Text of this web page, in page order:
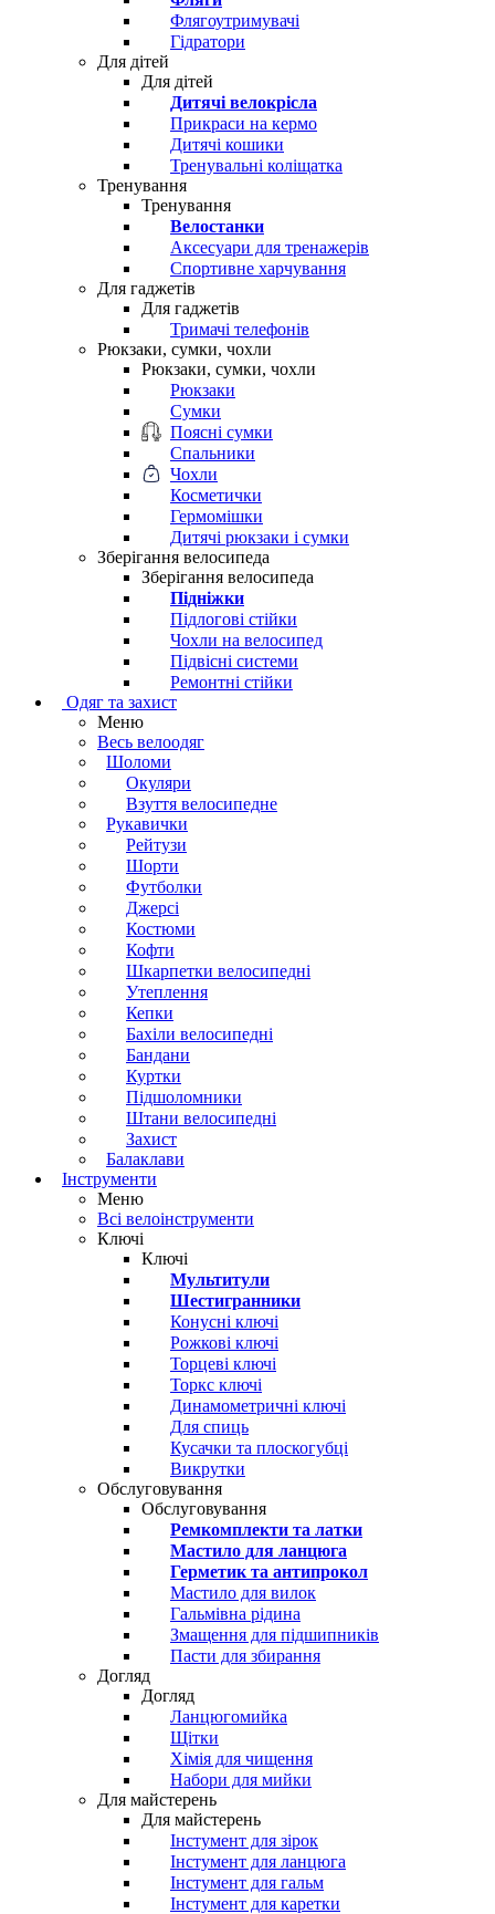
Флягоутримувачі
Гідратори
Для дітей
Для дітей
Дитячі велокрісла
Прикраси на кермо
Дитячі кошики
Тренувальні коліщатка
Тренування
Тренування
Велостанки
Аксесуари для тренажерів
Спортивне харчування
Для гаджетів
Для гаджетів
Тримачі телефонів
Рюкзаки, сумки, чохли
Рюкзаки, сумки, чохли
Рюкзаки
Сумки
Поясні сумки
Спальники
Чохли
Косметички
Гермомішки
Дитячі рюкзаки і сумки
Зберігання велосипеда
Зберігання велосипеда
Підніжки
Підлогові стійки
Чохли на велосипед
Підвісні системи
Ремонтні стійки
Одяг та захист
Меню
Весь велоодяг
Шоломи
Окуляри
Взуття велосипедне
Рукавички
Рейтузи
Шорти
Футболки
Джерсі
Костюми
Кофти
Шкарпетки велосипедні
Утеплення
Кепки
Бахіли велосипедні
Бандани
Куртки
Підшоломники
Штани велосипедні
Захист
Балаклави
Інструменти
Меню
Всі велоінструменти
Ключі
Ключі
Мультитули
Шестигранники
Конусні ключі
Рожкові ключі
Торцеві ключі
Торкс ключі
Динамометричні ключі
Для спиць
Кусачки та плоскогубці
Викрутки
Обслуговування
Обслуговування
Ремкомплекти та латки
Мастило для ланцюга
Герметик та антипрокол
Мастило для вилок
Гальмівна рідина
Змащення для підшипників
Пасти для збирання
Догляд
Догляд
Ланцюгомийка
Щітки
Хімія для чищення
Набори для мийки
Для майстерень
Для майстерень
Інстумент для зірок
Інстумент для ланцюга
Інстумент для гальм
Інстумент для каретки